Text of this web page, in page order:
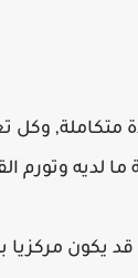
متكاملة, وكل
وتورم
يكون مركزيا